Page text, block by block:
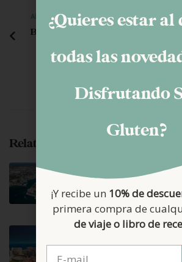
ANTERIOR
Bizcochos de soletilla
Related Posts
ZADAR SIN GLUTEN
junio 25, 2026
MÁLAGA 100% SIN
¿Quieres estar al
todas las
Disfrutando
Gluten?
¡Y recibe un 10% de
primera compra de
de viaje o libro de